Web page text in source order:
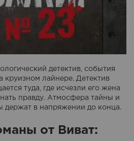
детектив, события
круизном лайнере. Детектив
туда, где исчезли его жена
правду. Атмосфера тайны и
держат в напряжении до конца.
от Виват: